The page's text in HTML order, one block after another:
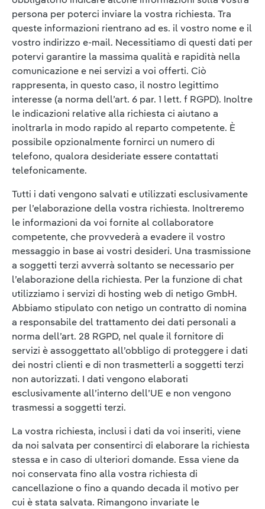
persona per poterci inviare la vostra richiesta. Tra
queste informazioni rientrano ad es. il vostro nome e il
vostro indirizzo e-mail. Necessitiamo di questi dati per
potervi garantire la massima qualità e rapidità nella
comunicazione e nei servizi a voi offerti. Ciò
rappresenta, in questo caso, il nostro legittimo
interesse (a norma dell’art. 6 par. 1 lett. f RGPD). Inoltre
le indicazioni relative alla richiesta ci aiutano a
inoltrarla in modo rapido al reparto competente. È
possibile opzionalmente fornirci un numero di
telefono, qualora desideriate essere contattati
telefonicamente.
Tutti i dati vengono salvati e utilizzati esclusivamente
per l’elaborazione della vostra richiesta. Inoltreremo
le informazioni da voi fornite al collaboratore
competente, che provvederà a evadere il vostro
messaggio in base ai vostri desideri. Una trasmissione
a soggetti terzi avverrà soltanto se necessario per
l’elaborazione della richiesta. Per la funzione di chat
utilizziamo i servizi di hosting web di netigo GmbH.
Abbiamo stipulato con netigo un contratto di nomina
a responsabile del trattamento dei dati personali a
norma dell’art. 28 RGPD, nel quale il fornitore di
servizi è assoggettato all’obbligo di proteggere i dati
dei nostri clienti e di non trasmetterli a soggetti terzi
non autorizzati. I dati vengono elaborati
esclusivamente all’interno dell’UE e non vengono
trasmessi a soggetti terzi.
La vostra richiesta, inclusi i dati da voi inseriti, viene
da noi salvata per consentirci di elaborare la richiesta
stessa e in caso di ulteriori domande. Essa viene da
noi conservata fino alla vostra richiesta di
cancellazione o fino a quando decada il motivo per
cui è stata salvata. Rimangono invariate le